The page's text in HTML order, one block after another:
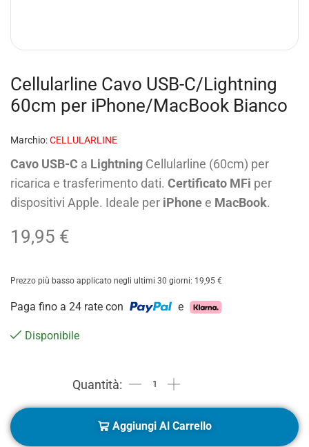
Cellularline Cavo USB-C/Lightning
60cm per iPhone/MacBook Bianco
Marchio:CELLULARLINE
Cavo USB-C a Lightning Cellularline (60cm) per
ricarica e trasferimento dati. Certificato MFi per
dispositivi Apple. Ideale per iPhone e MacBook.
19,95 €
Prezzo più basso applicato negli ultimi 30 giorni: 19,95 €
Paga fino a 24 rate con e
Disponibile
Aggiungi Al Carrello